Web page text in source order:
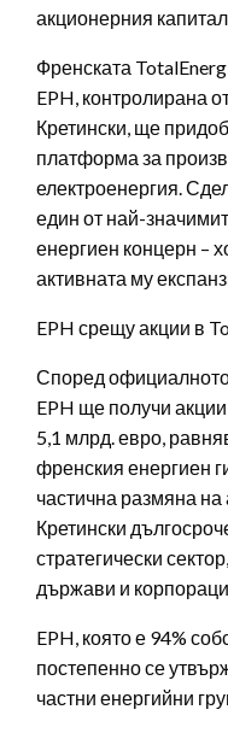
акционерния
Френската
EPH, контролирана
Кретински, ще
платформа за
електроенергия.
един от най-
енергиен концерн –
активната му
EPH срещу акции в
Според
EPH ще получи
5,1 млрд. евро,
френския енергиен
частична размяна на
Кретински
стратегически
държави и
EPH, която е 94%
постепенно се
частни енергийни